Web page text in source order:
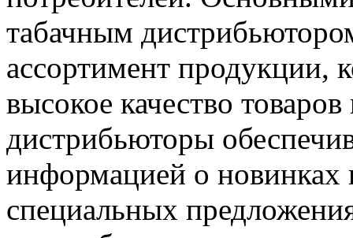
табачным
ассортимент продукции,
высокое качество
дистрибьюторы
информацией о новинках
специальных